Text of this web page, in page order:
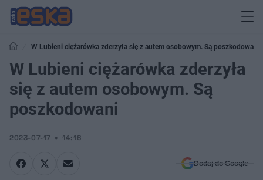
W Lubieni ciężarówka zderzyła się z autem osobowym. Są poszkodowani
W Lubieni ciężarówka zderzyła
się z autem osobowym. Są
poszkodowani
2023-07-17 14:16
Dodaj do Google